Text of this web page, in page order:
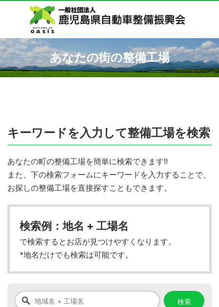
あなたの街の整備工場
キーワードを入力して整備工場を検索
あなたの町の整備工場を簡単に検索できます!!
また、下の検索フォームにキーワードを入力することで、
お探しの整備工場を直接探すこともできます。
検索例：地名 + 工場名
で検索するとお店が見つけやすくなります。
*地名だけでも検索は可能です。